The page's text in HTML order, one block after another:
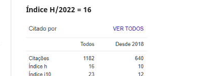
Índice H/2022 = 16